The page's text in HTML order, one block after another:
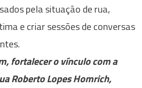
pela situação de rua,
e criar sessões de conversas
fortalecer o vínculo com a
Roberto Lopes Homrich,